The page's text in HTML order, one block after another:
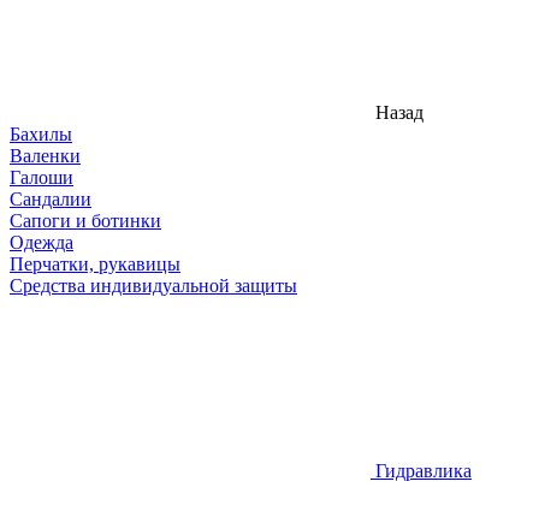
Назад
Бахилы
Валенки
Галоши
Сандалии
Сапоги и ботинки
Одежда
Перчатки, рукавицы
Средства индивидуальной защиты
Гидравлика